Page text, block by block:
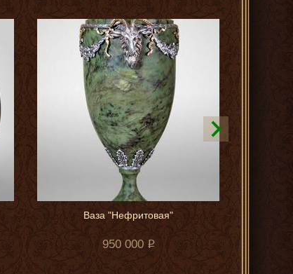
Ваза "Нефритовая"
950 000